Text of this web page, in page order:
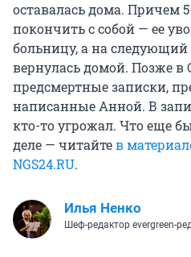
оставалась дома. Причем
покончить с собой — ее
больницу, а на следующий
вернулась домой. Позже в
предсмертные записки,
написанные Анной. В
кто-то угрожал. Что еще
деле — читайтев
NGS24.RU.
Илья Ненко
Шеф-редактор evergreen-